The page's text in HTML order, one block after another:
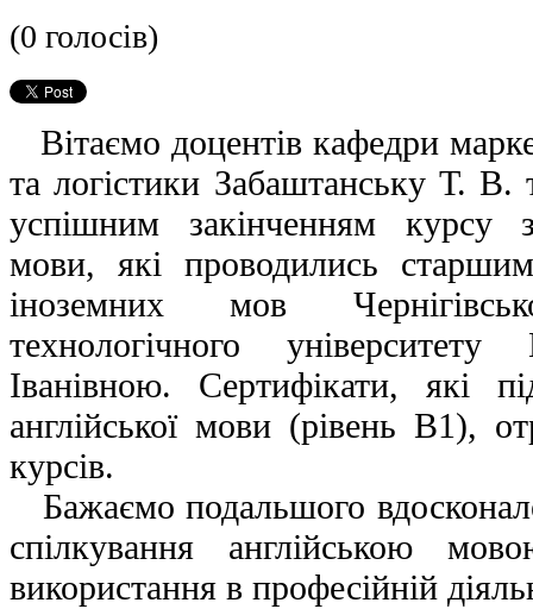
(0 голосів)
Вітаємо доцентів кафедри
та логістики Забаштанську Т.
успішним закінченням курсу
мови, які проводились
іноземних мов
технологічного
Іванівною. Сертифікати, які
англійської мови (рівень В1),
курсів.
Бажаємо подальшого
спілкування англійською
використання в професійній